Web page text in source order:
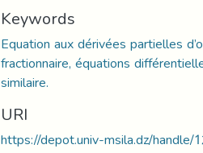
Keywords
Equation aux dérivées partielles
fractionnaire, équations
similaire.
URI
https://depot.univ-msila.dz/